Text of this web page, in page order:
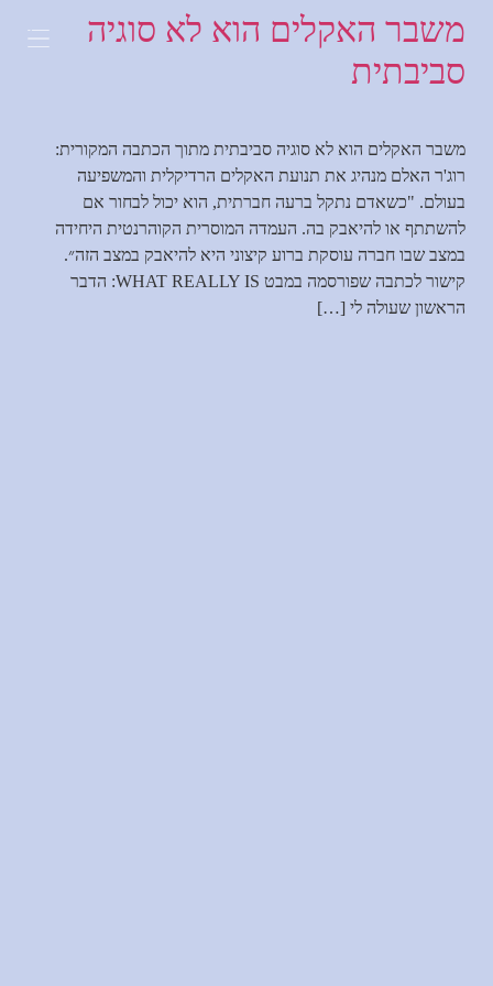
לתוכןמשבר האקלים הוא לא סוגיה
סביבתית
משבר האקלים הוא לא סוגיה סביבתית מתוך הכתבה המקורית:
רוג'ר האלם מנהיג את תנועת האקלים הרדיקלית והמשפיעה
בעולם. "כשאדם נתקל ברעה חברתית, הוא יכול לבחור אם
להשתתף או להיאבק בה. העמדה המוסרית הקוהרנטית היחידה
במצב שבו חברה עוסקת ברוע קיצוני היא להיאבק במצב הזה״.
קישור לכתבה שפורסמה במבט WHAT REALLY IS: הדבר
הראשון שעולה לי […]